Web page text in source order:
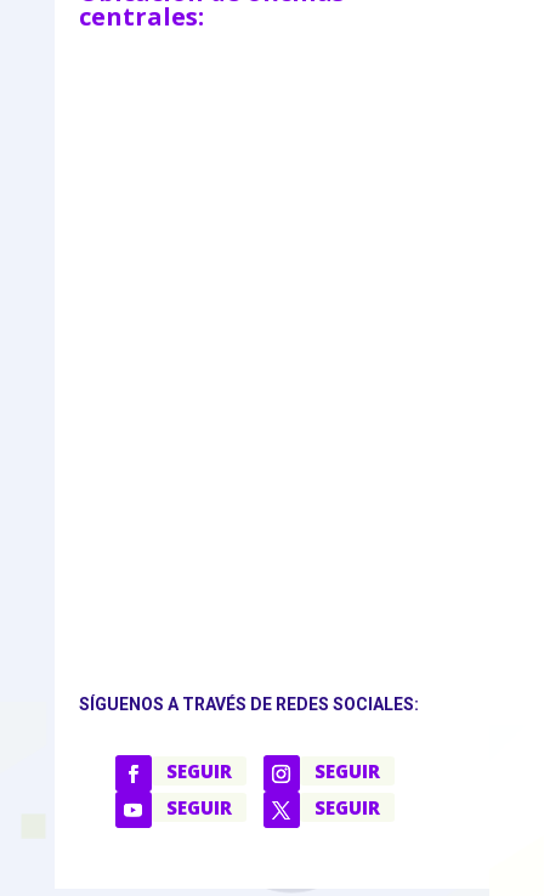
centrales:
SÍGUENOS A TRAVÉS DE REDES SOCIALES:
SEGUIR
SEGUIR
SEGUIR
SEGUIR